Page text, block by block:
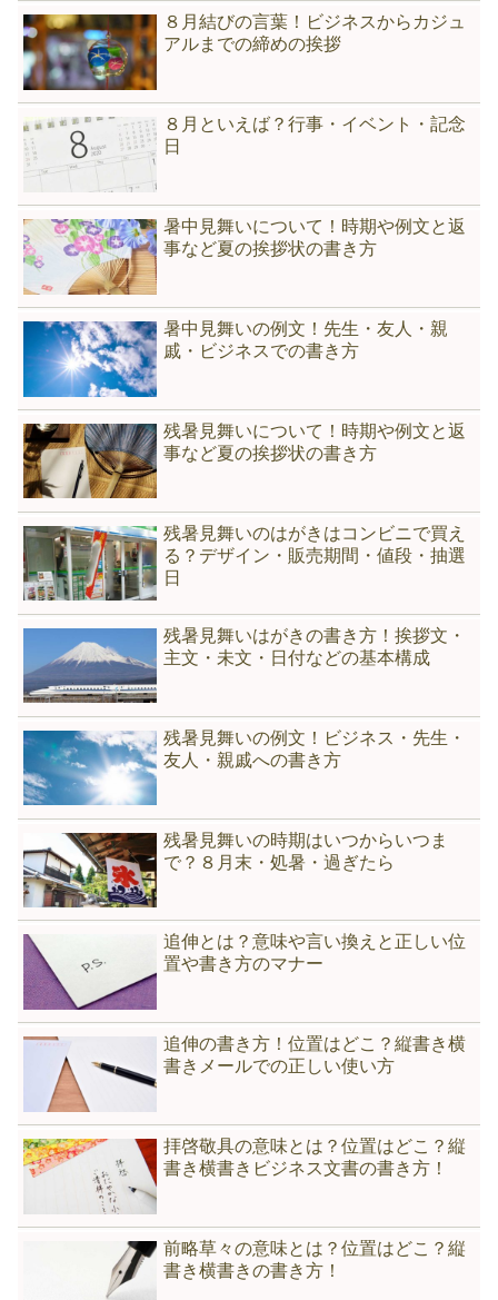
８月結びの言葉！ビジネスからカジュ
アルまでの締めの挨拶
８月といえば？行事・イベント・記念
日
暑中見舞いについて！時期や例文と返
事など夏の挨拶状の書き方
暑中見舞いの例文！先生・友人・親
戚・ビジネスでの書き方
残暑見舞いについて！時期や例文と返
事など夏の挨拶状の書き方
残暑見舞いのはがきはコンビニで買え
る？デザイン・販売期間・値段・抽選
日
残暑見舞いはがきの書き方！挨拶文・
主文・未文・日付などの基本構成
残暑見舞いの例文！ビジネス・先生・
友人・親戚への書き方
残暑見舞いの時期はいつからいつま
で？８月末・処暑・過ぎたら
追伸とは？意味や言い換えと正しい位
置や書き方のマナー
追伸の書き方！位置はどこ？縦書き横
書きメールでの正しい使い方
拝啓敬具の意味とは？位置はどこ？縦
書き横書きビジネス文書の書き方！
前略草々の意味とは？位置はどこ？縦
書き横書きの書き方！